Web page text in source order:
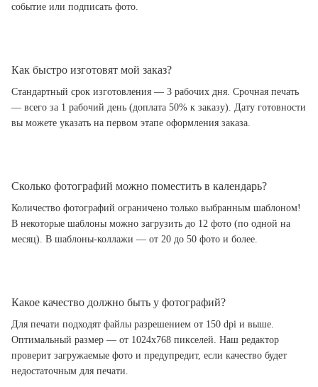
событие или подписать фото.
Как быстро изготовят мой заказ?
Стандартный срок изготовления — 3 рабочих дня. Срочная печать
— всего за 1 рабочий день (доплата 50% к заказу). Дату готовности
вы можете указать на первом этапе оформления заказа.
Сколько фотографий можно поместить в календарь?
Количество фотографий ограничено только выбранным шаблоном!
В некоторые шаблоны можно загрузить до 12 фото (по одной на
месяц). В шаблоны-коллажи — от 20 до 50 фото и более.
Какое качество должно быть у фотографий?
Для печати подходят файлы разрешением от 150 dpi и выше.
Оптимальный размер — от 1024x768 пикселей. Наш редактор
проверит загружаемые фото и предупредит, если качество будет
недостаточным для печати.